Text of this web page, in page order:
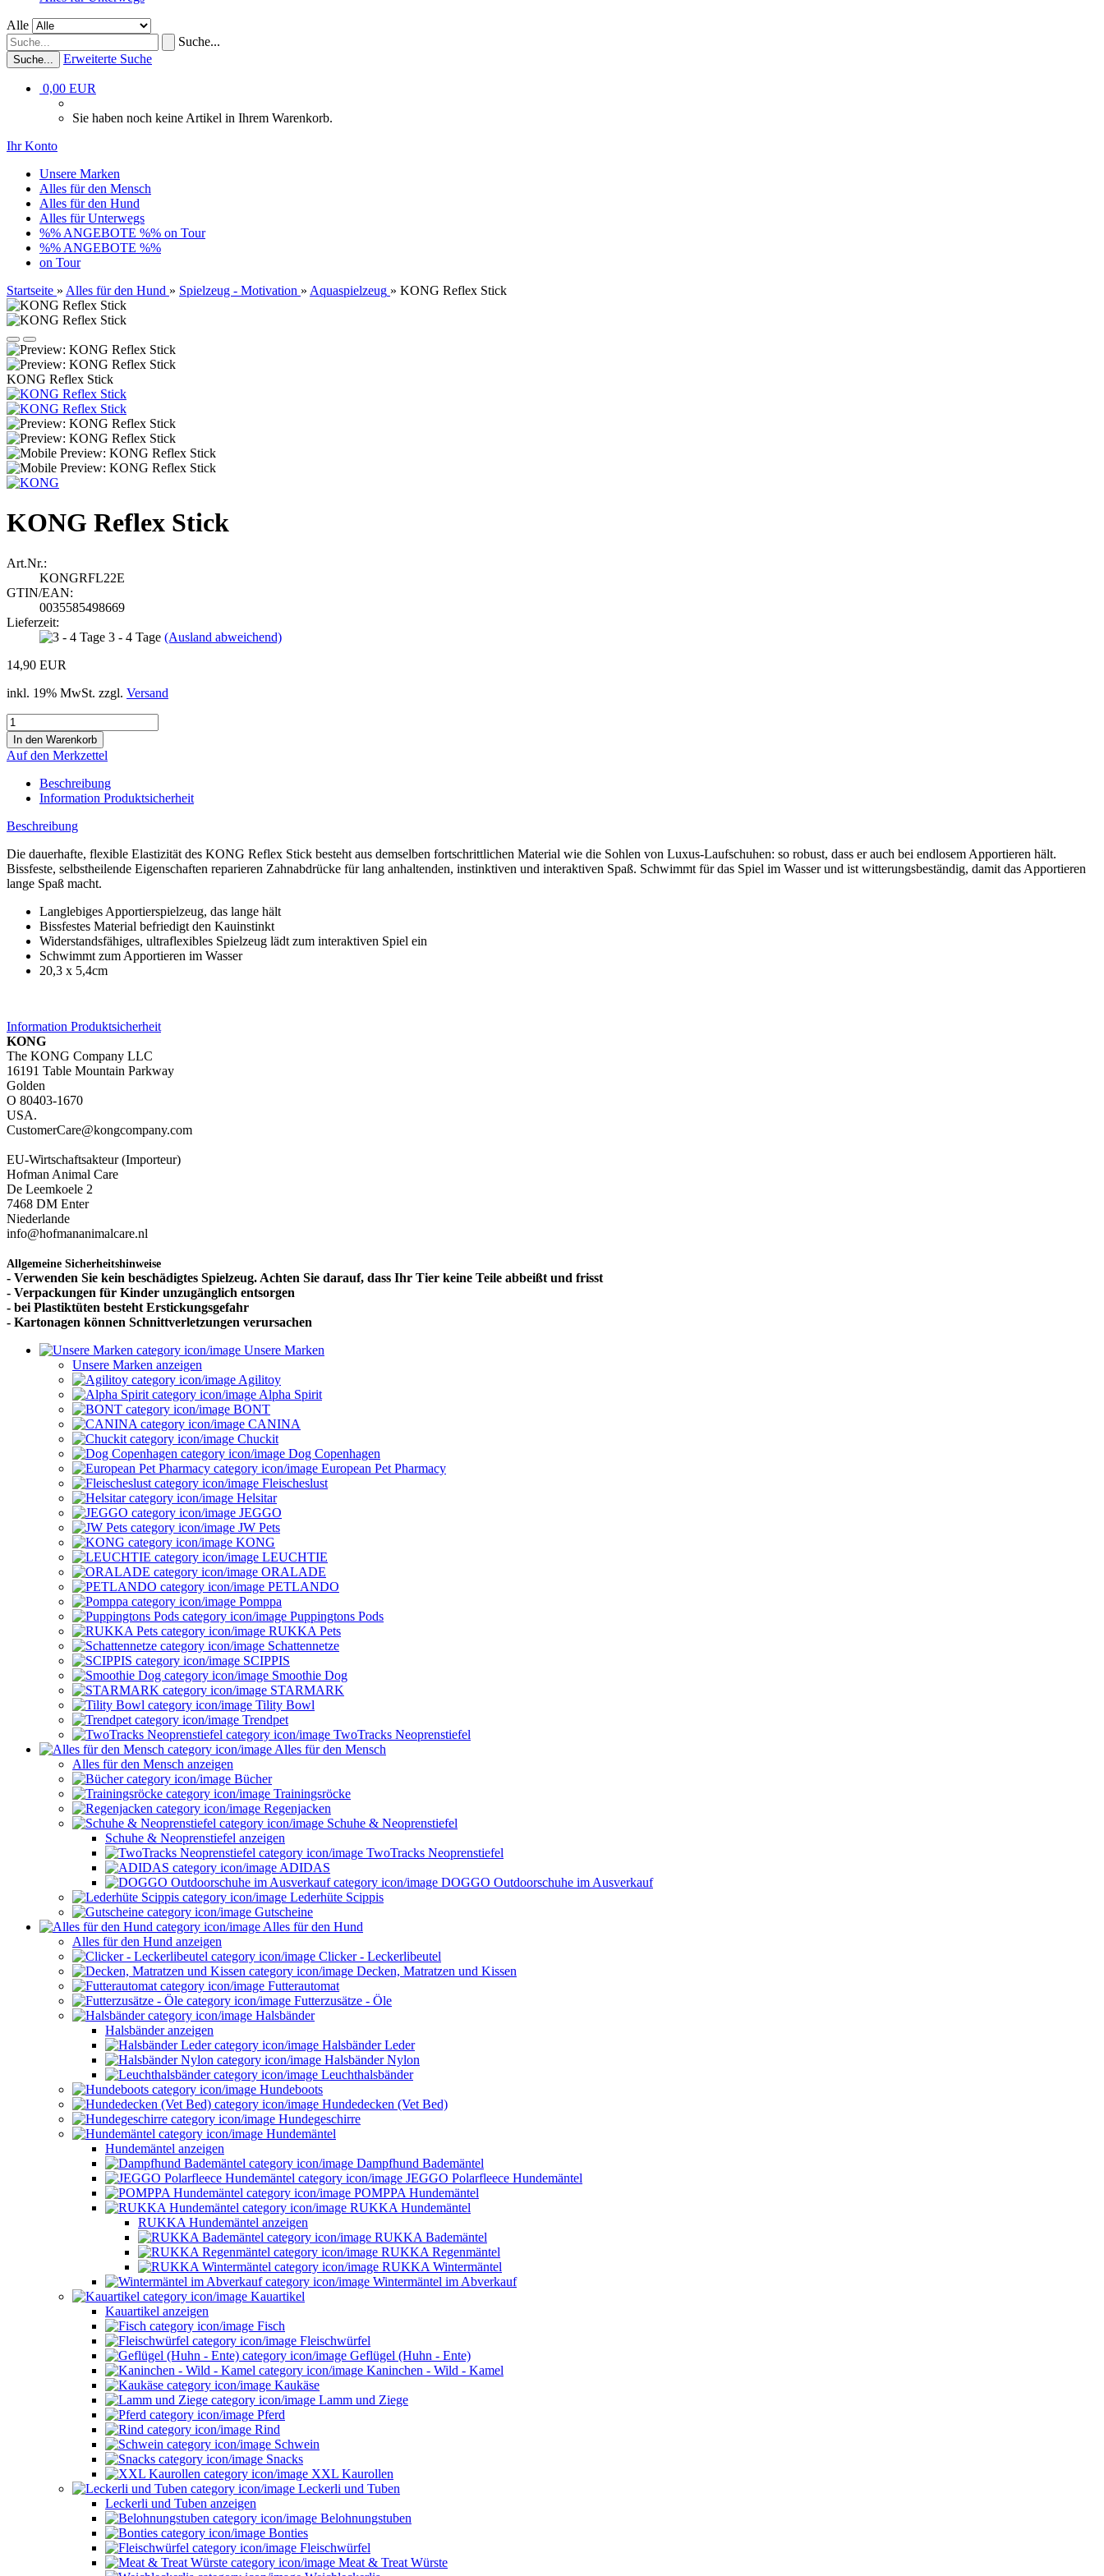
Alle
Suche...
Suche... Erweiterte Suche
0,00 EUR
Sie haben noch keine Artikel in Ihrem Warenkorb.
Ihr Konto
Unsere Marken
Alles für den Mensch
Alles für den Hund
Alles für Unterwegs
%% ANGEBOTE %% on Tour
%% ANGEBOTE %%
on Tour
Startseite » Alles für den Hund » Spielzeug - Motivation » Aquaspielzeug » KONG Reflex Stick
KONG Reflex Stick
KONG Reflex Stick
Art.Nr.:
KONGRFL22E
GTIN/EAN:
0035585498669
Lieferzeit:
3 - 4 Tage (Ausland abweichend)
14,90 EUR
inkl. 19% MwSt. zzgl. Versand
Auf den Merkzettel
Beschreibung
Information Produktsicherheit
Beschreibung
Die dauerhafte, flexible Elastizität des KONG Reflex Stick besteht aus demselben fortschrittlichen Material wie die Sohlen von Luxus-Laufschuhen: so robust, dass er auch bei endlosem Apportieren hält.
Bissfeste, selbstheilende Eigenschaften reparieren Zahnabdrücke für lang anhaltenden, instinktiven und interaktiven Spaß. Schwimmt für das Spiel im Wasser und ist witterungsbeständig, damit das Apportieren
lange Spaß macht.
Langlebiges Apportierspielzeug, das lange hält
Bissfestes Material befriedigt den Kauinstinkt
Widerstandsfähiges, ultraflexibles Spielzeug lädt zum interaktiven Spiel ein
Schwimmt zum Apportieren im Wasser
20,3 x 5,4cm
Information Produktsicherheit
KONG
The KONG Company LLC
16191 Table Mountain Parkway
Golden
O 80403-1670
USA.
CustomerCare@kongcompany.com
EU-Wirtschaftsakteur (Importeur)
Hofman Animal Care
De Leemkoele 2
7468 DM Enter
Niederlande
info@hofmananimalcare.nl
Allgemeine Sicherheitshinweise
- Verwenden Sie kein beschädigtes Spielzeug. Achten Sie darauf, dass Ihr Tier keine Teile abbeißt und frisst
- Verpackungen für Kinder unzugänglich entsorgen
- bei Plastiktüten besteht Erstickungsgefahr
- Kartonagen können Schnittverletzungen verursachen
Unsere Marken
Unsere Marken anzeigen
Agilitoy
Alpha Spirit
BONT
CANINA
Chuckit
Dog Copenhagen
European Pet Pharmacy
Fleischeslust
Helsitar
JEGGO
JW Pets
KONG
LEUCHTIE
ORALADE
PETLANDO
Pomppa
Puppingtons Pods
RUKKA Pets
Schattennetze
SCIPPIS
Smoothie Dog
STARMARK
Tility Bowl
Trendpet
TwoTracks Neoprenstiefel
Alles für den Mensch
Alles für den Mensch anzeigen
Bücher
Trainingsröcke
Regenjacken
Schuhe & Neoprenstiefel
Schuhe & Neoprenstiefel anzeigen
TwoTracks Neoprenstiefel
ADIDAS
DOGGO Outdoorschuhe im Ausverkauf
Lederhüte Scippis
Gutscheine
Alles für den Hund
Alles für den Hund anzeigen
Clicker - Leckerlibeutel
Decken, Matratzen und Kissen
Futterautomat
Futterzusätze - Öle
Halsbänder
Halsbänder anzeigen
Halsbänder Leder
Halsbänder Nylon
Leuchthalsbänder
Hundeboots
Hundedecken (Vet Bed)
Hundegeschirre
Hundemäntel
Hundemäntel anzeigen
Dampfhund Bademäntel
JEGGO Polarfleece Hundemäntel
POMPPA Hundemäntel
RUKKA Hundemäntel
RUKKA Hundemäntel anzeigen
RUKKA Bademäntel
RUKKA Regenmäntel
RUKKA Wintermäntel
Wintermäntel im Abverkauf
Kauartikel
Kauartikel anzeigen
Fisch
Fleischwürfel
Geflügel (Huhn - Ente)
Kaninchen - Wild - Kamel
Kaukäse
Lamm und Ziege
Pferd
Rind
Schwein
Snacks
XXL Kaurollen
Leckerli und Tuben
Leckerli und Tuben anzeigen
Belohnungstuben
Bonties
Fleischwürfel
Meat & Treat Würste